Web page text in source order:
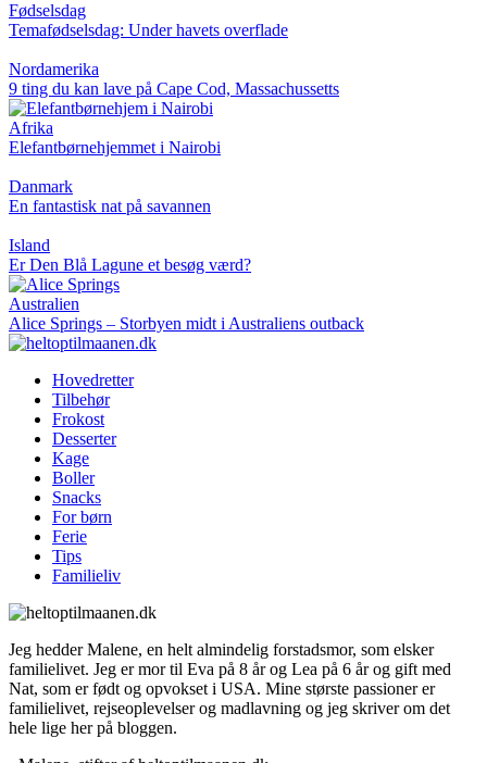
Fødselsdag
Temafødselsdag: Under havets overflade
Nordamerika
9 ting du kan lave på Cape Cod, Massachussetts
Afrika
Elefantbørnehjemmet i Nairobi
Danmark
En fantastisk nat på savannen
Island
Er Den Blå Lagune et besøg værd?
Australien
Alice Springs – Storbyen midt i Australiens outback
Hovedretter
Tilbehør
Frokost
Desserter
Kage
Boller
Snacks
For børn
Ferie
Tips
Familieliv
Jeg hedder Malene, en helt almindelig forstadsmor, som elsker
familielivet. Jeg er mor til Eva på 8 år og Lea på 6 år og gift med
Nat, som er født og opvokset i USA. Mine største passioner er
familielivet, rejseoplevelser og madlavning og jeg skriver om det
hele lige her på bloggen.